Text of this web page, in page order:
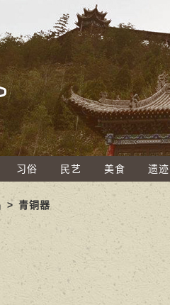
习俗 民艺 美食 遗迹
> 青铜器